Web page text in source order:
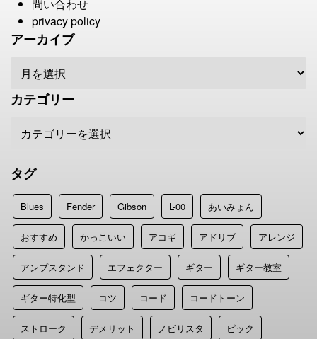
問い合わせ
privacy policy
アーカイブ
カテゴリー
タグ
Blues Fender Gibson L-00 あいみょん
おすすめ かっこいい アコギ アドリブ アレンジ
アンプスタンド エフェクター ギター ギター教室
ギター特化型 コツ コード コードトーン
ストローク デメリット ノビリスタ ピック